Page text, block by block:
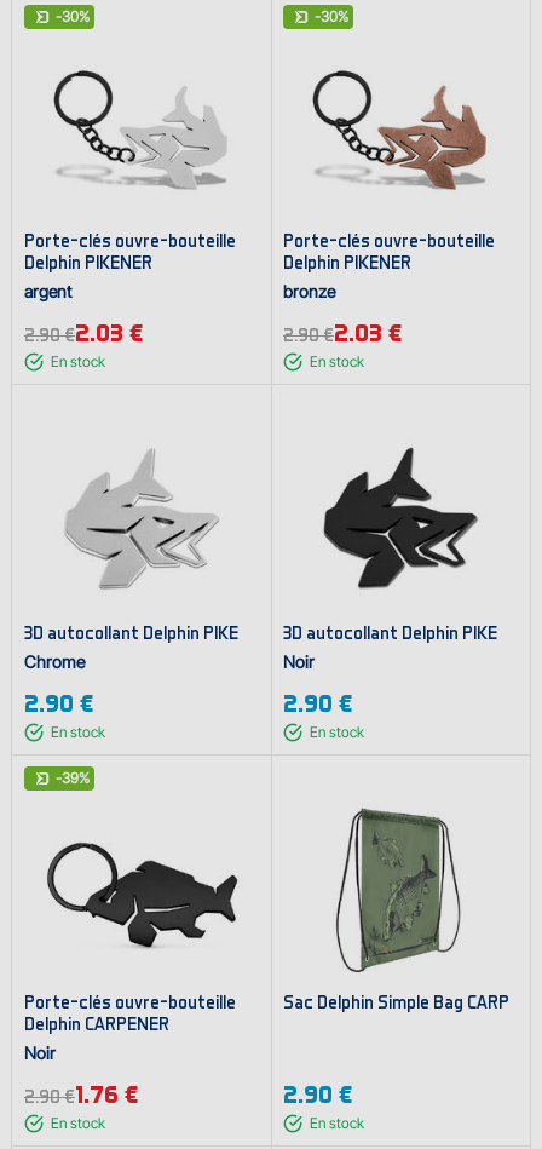
-30%
Porte-clés ouvre-bouteille
Delphin PIKENER
argent
2.90 €2.03 €
En stock
-30%
Porte-clés ouvre-bouteille
Delphin PIKENER
bronze
2.90 €2.03 €
En stock
3D autocollant Delphin PIKE
Chrome
2.90 €
En stock
3D autocollant Delphin PIKE
Noir
2.90 €
En stock
-39%
Porte-clés ouvre-bouteille
Delphin CARPENER
Noir
2.90 €1.76 €
En stock
Sac Delphin Simple Bag CARP
2.90 €
En stock